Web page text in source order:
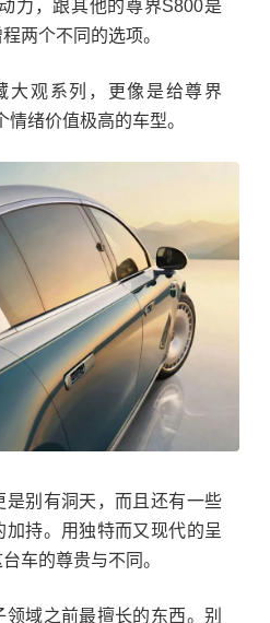
力，跟其他的尊界S800是
两个不同的选项。
大观系列，更像是给尊界
绪价值极高的车型。
是别有洞天，而且还有一些
加持。用独特而又现代的呈
车的尊贵与不同。
域之前最擅长的东西。别